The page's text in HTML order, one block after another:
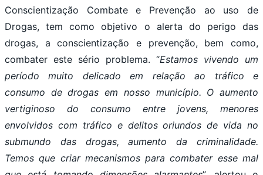
Conscientização Combate e Prevenção ao uso de
Drogas, tem como objetivo o alerta do perigo das
drogas, a conscientização e prevenção, bem como,
combater este sério problema. “Estamos vivendo um
período muito delicado em relação ao tráfico e
consumo de drogas em nosso município. O aumento
vertiginoso do consumo entre jovens, menores
envolvidos com tráfico e delitos oriundos de vida no
submundo das drogas, aumento da criminalidade.
Temos que criar mecanismos para combater esse mal